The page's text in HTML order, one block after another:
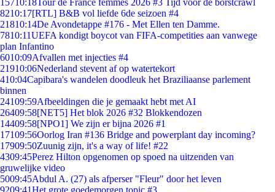
15710:18Tour de France femmes 2026 #3 Tijd voor de borstcrawl
8210:17[RTL] B&B vol liefde 6de seizoen #4
21810:14De Avondetappe #176 - Met Ellen ten Damme.
7810:11UEFA kondigt boycot van FIFA-competities aan vanwege
plan Infantino
6010:09Afvallen met injecties #4
21910:06Nederland stevent af op watertekort
410:04Capibara's wandelen doodleuk het Braziliaanse parlement
binnen
24109:59Afbeeldingen die je gemaakt hebt met AI
26409:58[NET5] Het blok 2026 #32 Blokkendozen
14409:58[NPO1] We zijn er bijna 2026 #1
17109:56Oorlog Iran #136 Bridge and powerplant day incoming?
17909:50Zuunig zijn, it's a way of life! #22
4309:45Perez Hilton opgenomen op spoed na uitzenden van
gruwelijke video
5009:45Abdul A. (27) als afperser "Fleur" door het leven
9209:41Het grote goedemorgen topic #3